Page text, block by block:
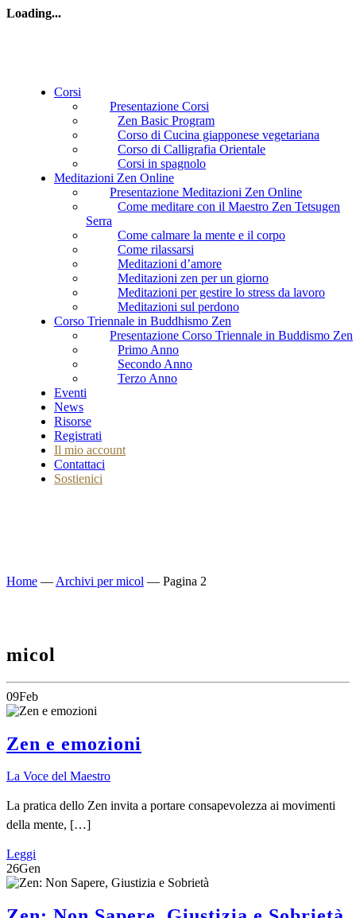
Loading...
Corsi
Presentazione Corsi
Zen Basic Program
Corso di Cucina giapponese vegetariana
Corso di Calligrafia Orientale
Corsi in spagnolo
Meditazioni Zen Online
Presentazione Meditazioni Zen Online
Come meditare con il Maestro Zen Tetsugen
Serra
Come calmare la mente e il corpo
Come rilassarsi
Meditazioni d’amore
Meditazioni zen per un giorno
Meditazioni per gestire lo stress da lavoro
Meditazioni sul perdono
Corso Triennale in Buddhismo Zen
Presentazione Corso Triennale in Buddismo Zen
Primo Anno
Secondo Anno
Terzo Anno
Eventi
News
Risorse
Registrati
Il mio account
Contattaci
Sostienici
Home — Archivi per micol — Pagina 2
micol
09Feb
Zen e emozioni
La Voce del Maestro
La pratica dello Zen invita a portare consapevolezza ai movimenti
della mente, […]
Leggi
26Gen